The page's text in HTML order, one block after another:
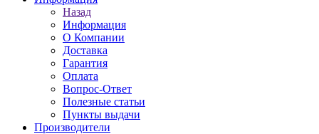
Назад
Информация
О Компании
Доставка
Гарантия
Оплата
Вопрос-Ответ
Полезные статьи
Пункты выдачи
Производители